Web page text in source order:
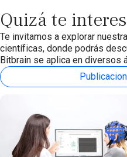
Quizá te
Te invitamos a explorar
científicas, donde podrás
Bitbrain se aplica en diversos